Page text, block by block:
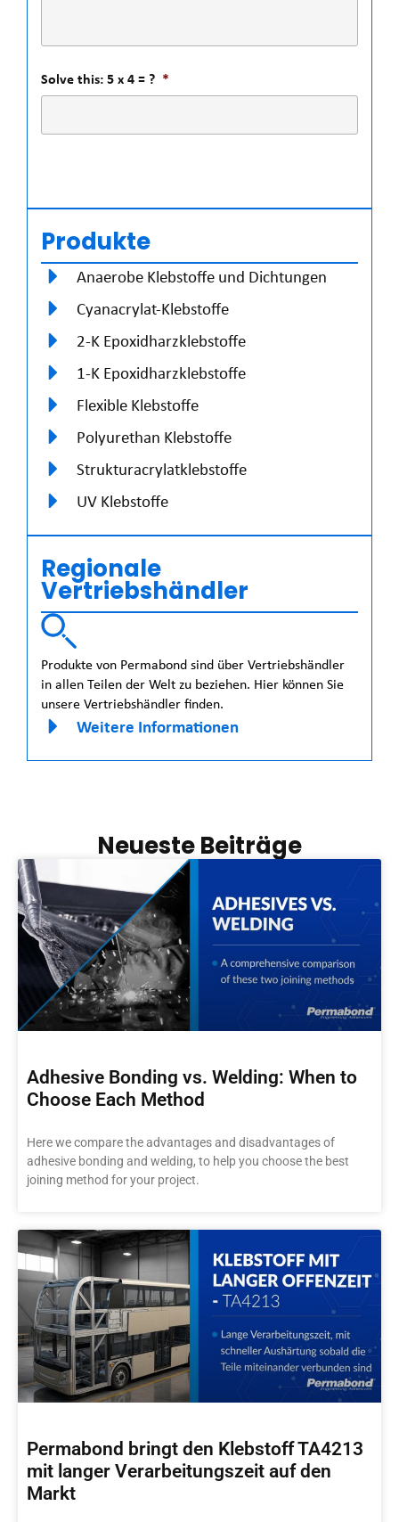
Solve this: 5 x 4 = ? *
Produkte
Anaerobe Klebstoffe und Dichtungen
Cyanacrylat-Klebstoffe
2-K Epoxidharzklebstoffe
1-K Epoxidharzklebstoffe
Flexible Klebstoffe
Polyurethan Klebstoffe
Strukturacrylatklebstoffe
UV Klebstoffe
Regionale
Vertriebshändler
Produkte von Permabond sind über Vertriebshändler
in allen Teilen der Welt zu beziehen. Hier können Sie
unsere Vertriebshändler finden.
Weitere Informationen
Neueste Beiträge
Adhesive Bonding vs. Welding: When to
Choose Each Method
Here we compare the advantages and disadvantages of
adhesive bonding and welding, to help you choose the best
joining method for your project.
Permabond bringt den Klebstoff TA4213
mit langer Verarbeitungszeit auf den
Markt